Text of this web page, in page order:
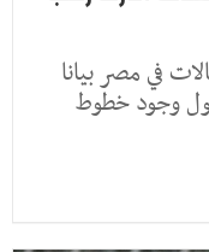
في مصر بيانا
وجود خطوط